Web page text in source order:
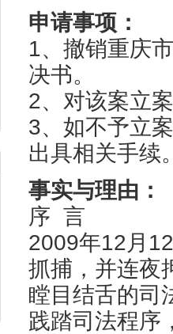
申请事项：
1、撤销重庆
决书。
2、对该案立
3、如不予立
出具相关手续
事实与理由：
序 言
2009年12月
抓捕，并连夜
瞠目结舌的司
践踏司法程序